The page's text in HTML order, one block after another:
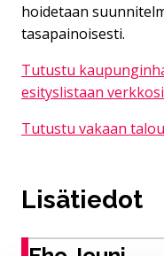
hoidetaan
tasapainoisesti.
Tutustu
esityslistaan
Tutustu vakaan
Lisätiedot